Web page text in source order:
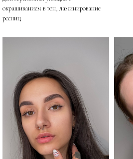
окрашиванием в тон, ламинирование
ресниц